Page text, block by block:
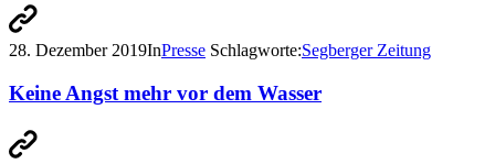
28. Dezember 2019InPresse Schlagworte:Segberger Zeitung
Keine Angst mehr vor dem Wasser